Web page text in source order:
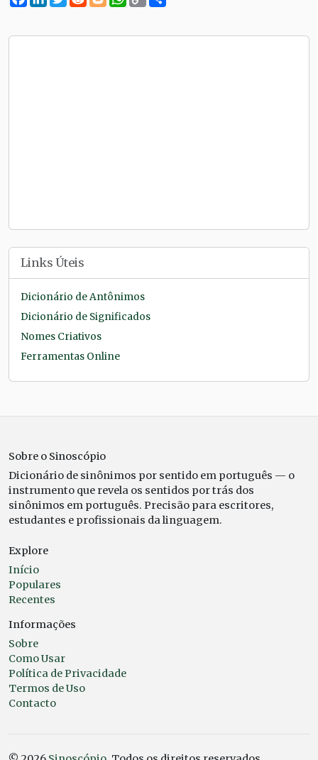
Link
Links Úteis
Dicionário de Antônimos
Dicionário de Significados
Nomes Criativos
Ferramentas Online
Sobre o Sinoscópio
Dicionário de sinônimos por sentido em português — o
instrumento que revela os sentidos por trás dos
sinônimos em português. Precisão para escritores,
estudantes e profissionais da linguagem.
Explore
Início
Populares
Recentes
Informações
Sobre
Como Usar
Política de Privacidade
Termos de Uso
Contacto